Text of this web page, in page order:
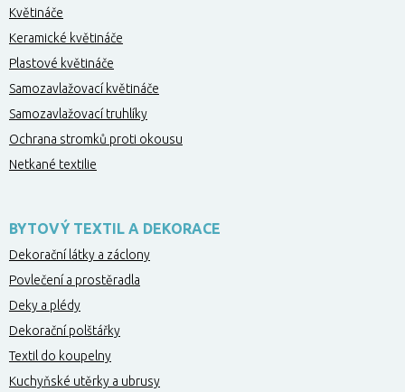
Květináče
Keramické květináče
Plastové květináče
Samozavlažovací květináče
Samozavlažovací truhlíky
Ochrana stromků proti okousu
Netkané textilie
BYTOVÝ TEXTIL A DEKORACE
Dekorační látky a záclony
Povlečení a prostěradla
Deky a plédy
Dekorační polštářky
Textil do koupelny
Kuchyňské utěrky a ubrusy